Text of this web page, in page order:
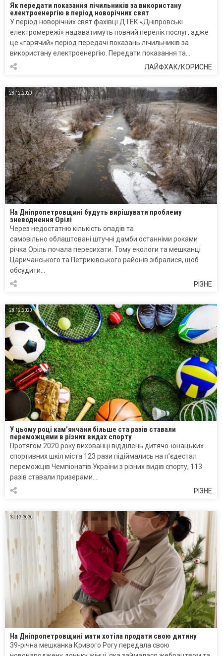
Як передати показання лічильників за використану
електроенергію в період новорічних свят
У період новорічних свят фахівці ДТЕК «Дніпровські
електромережі» надаватимуть повний перелік послуг, адже
це «гарячий» період передачі показань лічильників за
використану електроенергію. Передати показання та…
ЛАЙФХАК/КОРИСНЕ
28.12.2020
На Дніпропетровщині будуть вирішувати проблему
зневоднення Орілі
Через недостатню кількість опадів та
самовільно облаштовані штучні дамби останніми роками
річка Оріль почала пересихати. Тому екологи та мешканці
Царичанського та Петриківського районів зібралися, щоб
обсудити…
РІЗНЕ
28.12.2020
У цьому році кам’янчани більше ста разів ставали
переможцями в різних видах спорту
Протягом 2020 року вихованці відділень дитячо-юнацьких
спортивних шкіл міста 123 рази підіймались на п’єдестал
переможців Чемпіонатів України з різних видів спорту, 113
разів ставали призерами….
РІЗНЕ
28.12.2020
На Дніпропетровщині мати хотіла продати свою дитину
39-річна мешканка Кривого Рогу передала свою